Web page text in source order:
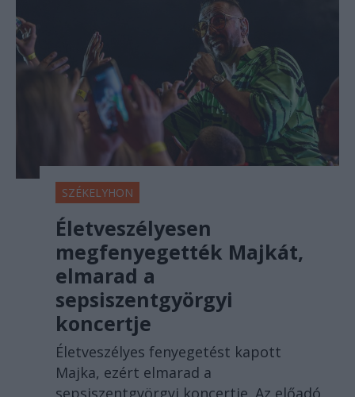
SZÉKELYHON
Életveszélyesen
megfenyegették Majkát,
elmarad a
sepsiszentgyörgyi
koncertje
Életveszélyes fenyegetést kapott
Majka, ezért elmarad a
sepsiszentgyörgyi koncertje. Az előadó